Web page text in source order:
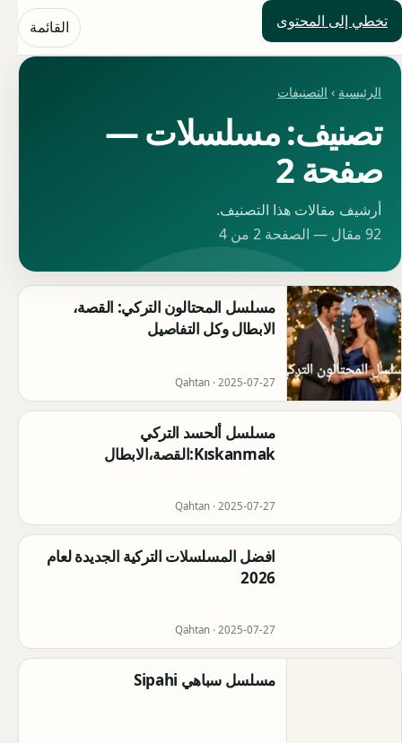
تخطي إلى المحتوى
حلول العالم القائمة
الرئيسية › التصنيفات
تصنيف: مسلسلات —
صفحة 2
أرشيف مقالات هذا التصنيف.
92 مقال — الصفحة 2 من 4
مسلسل المحتالون التركي: القصة،
الابطال وكل التفاصيل
Qahtan · 2025-07-27
مسلسل ألحسد التركي
Kıskanmak:القصة،الابطال
Qahtan · 2025-07-27
افضل المسلسلات التركية الجديدة لعام
2026
Qahtan · 2025-07-27
مسلسل سباهي ‪ Sipahi‬⁩